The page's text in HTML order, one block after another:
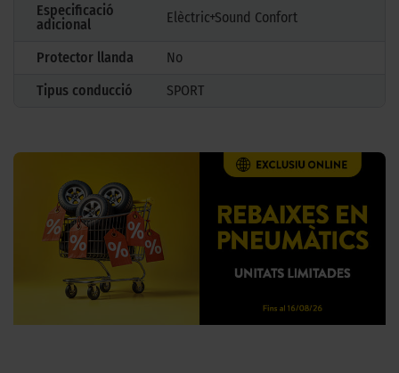
Especificació
adicional
Elèctric+Sound Confort
Protector llanda
No
Tipus conducció
SPORT